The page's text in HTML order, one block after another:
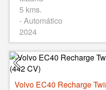
5 kms.
- Automático
2024